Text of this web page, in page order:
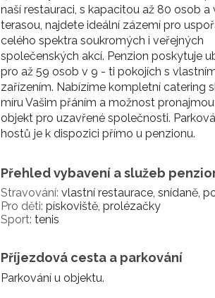
naší restauraci, s kapacitou až 80 osob a
terasou, najdete ideální zázemí pro
celého spektra soukromých i veřejných
společenských akcí. Penzion poskytuje
pro až 59 osob v 9 - ti pokojích s
zařízením. Nabízíme kompletní catering
míru Vašim přáním a možnost
objekt pro uzavřené společnosti.
hostů je k dispozici přímo u penzionu.
Přehled vybavení a služeb
Stravování: vlastní restaurace, snídaně,
Pro děti: pískoviště, prolézačky
Sport: tenis
Příjezdová cesta a parkování
Parkování u objektu.